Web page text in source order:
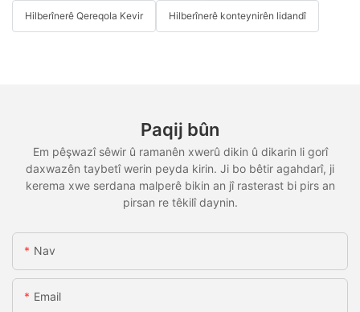
Hilberînerê Qereqola Kevir Hilberînerê konteynirên lidandî
Paqij bûn
Em pêşwazî sêwir û ramanên xwerû dikin û dikarin li gorî
daxwazên taybetî werin peyda kirin. Ji bo bêtir agahdarî, ji
kerema xwe serdana malperê bikin an jî rasterast bi pirs an
pirsan re têkilî daynin.
Nav
Email